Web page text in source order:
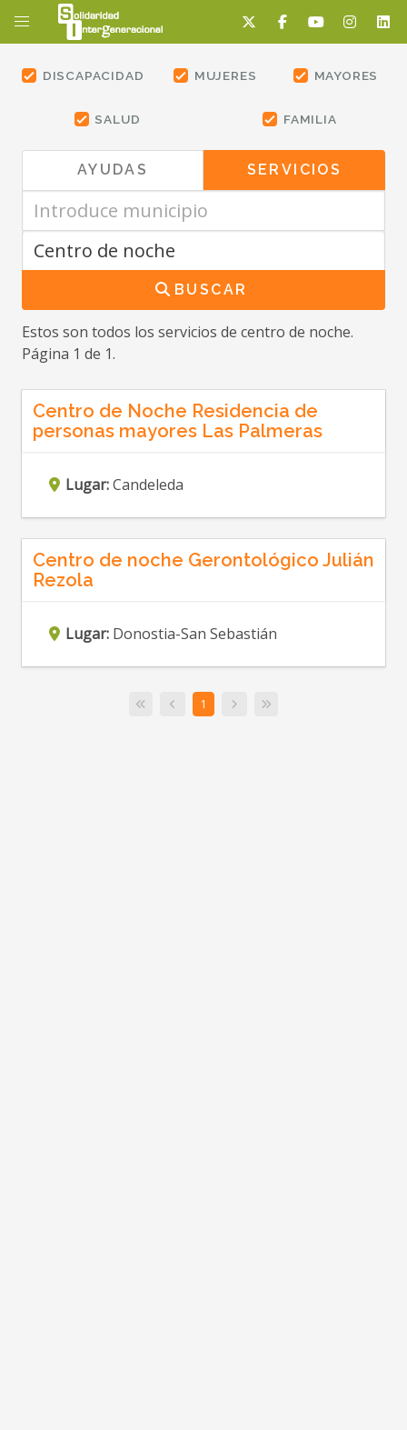
DISCAPACIDAD MUJERES MAYORES
SALUD FAMILIA
AYUDAS SERVICIOS
BUSCAR
Estos son todos los servicios de centro de noche.
Página 1 de 1.
Centro de Noche Residencia de
personas mayores Las Palmeras
Lugar:Candeleda
Centro de noche Gerontológico Julián
Rezola
Lugar: Donostia-San Sebastián
1